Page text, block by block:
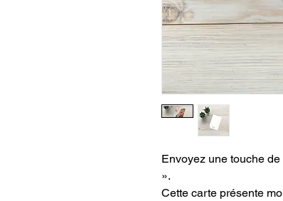
Envoyez une touche
».
Cette carte présente